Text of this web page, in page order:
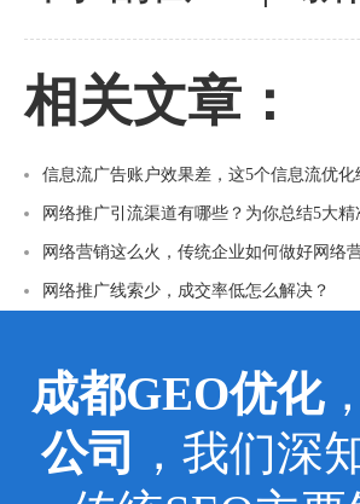
相关文章：
信息流广告账户效果差，这5个信息流优化
网络推广引流渠道有哪些？为你总结5大精
网络营销这么火，传统企业如何做好网络
网络推广线索少，成交率低怎么解决？
成都GEO优化
公司
，我们深